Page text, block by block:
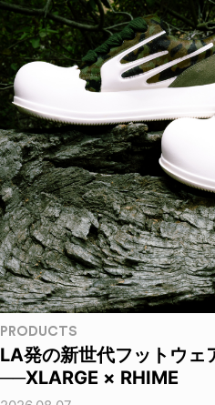
PRODUCTS
LA発の新世代フットウェ
──XLARGE × RHIME